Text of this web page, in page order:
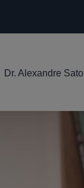
Dr. Alexandre Sato